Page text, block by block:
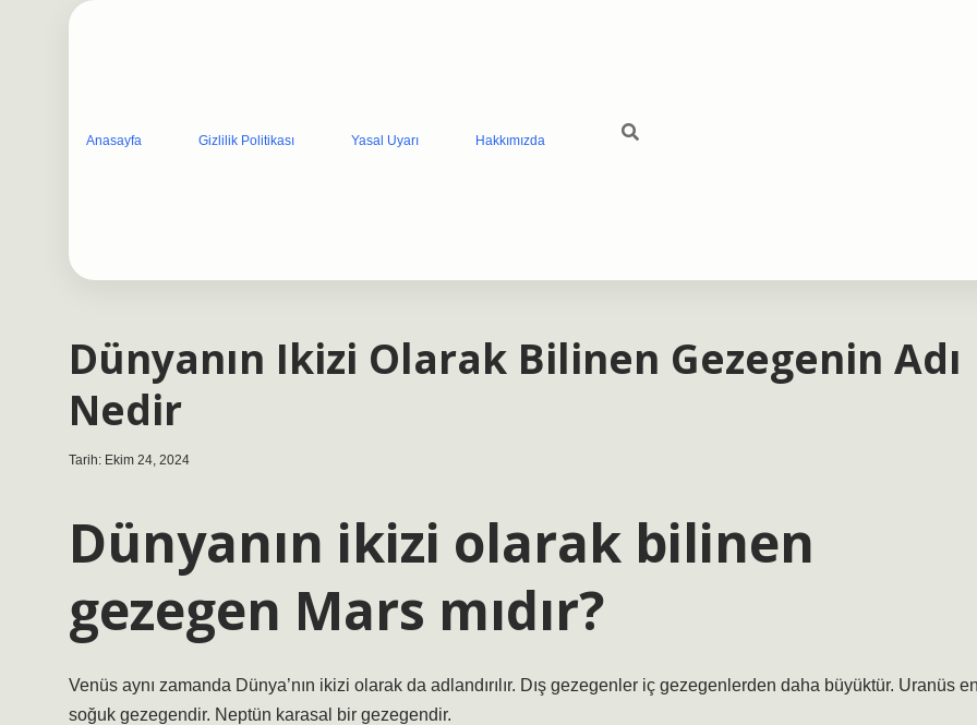
Anasayfa Gizlilik Politikası Yasal Uyarı Hakkımızda
Dünyanın Ikizi Olarak Bilinen Gezegenin Adı
Nedir
Tarih: Ekim 24, 2024
Dünyanın ikizi olarak bilinen
gezegen Mars mıdır?
Venüs aynı zamanda Dünya’nın ikizi olarak da adlandırılır. Dış gezegenler iç gezegenlerden daha büyüktür. Uranüs
soğuk gezegendir. Neptün karasal bir gezegendir.